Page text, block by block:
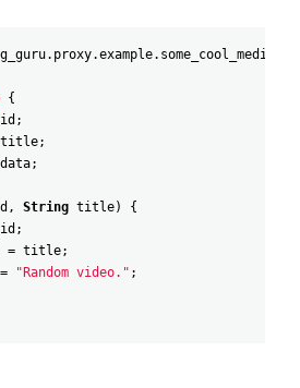
. proxy.example.
{
id ;
title;
data;
, String title)
{
id ;
= title;
= "Random video." ;